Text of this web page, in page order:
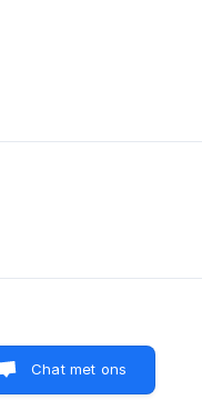
Chat met ons